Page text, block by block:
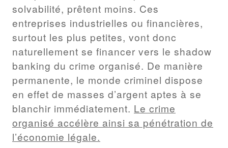
solvabilité, prêtent moins. Ces
entreprises industrielles ou financières,
surtout les plus petites, vont donc
naturellement se financer vers le shadow
banking du crime organisé. De manière
permanente, le monde criminel dispose
en effet de masses d’argent aptes à se
blanchir immédiatement. Le crime
organisé accélère ainsi sa pénétration de
l’économie légale.